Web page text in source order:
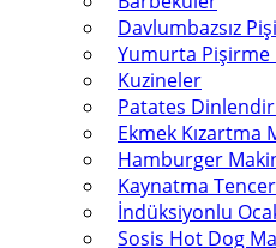
Davlumbazsız
Yumurta Pişirme
Kuzineler
Patates
Ekmek Kızartma
Hamburger
Kaynatma
İndüksiyonlu
Sosis Hot Dog